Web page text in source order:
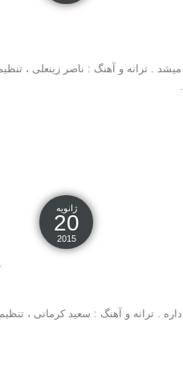
. ترانه و آهنگ : ناصر زینعلی ،
ژانویه
20
2015
داره . ترانه و آهنگ : سعید کرمانی ،